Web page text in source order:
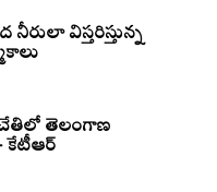
విస్తరిస్తున్న
చేతిలో తెలంగాణ
కేటీఆర్